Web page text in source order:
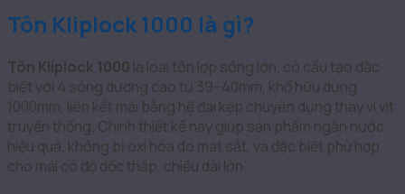
Tôn Kliplock 1000 là gì?
Tôn Kliplock 1000 là loại tôn lợp sóng lớn, có cấu tạo đặc
biệt với 4 sóng dương cao từ 39–40mm, khổ hữu dụng
1000mm, liên kết mái bằng hệ đai kẹp chuyên dụng thay vì vít
truyền thống. Chính thiết kế này giúp sản phẩm ngăn nước
hiệu quả, không bị oxi hóa do mạt sắt, và đặc biệt phù hợp
cho mái có độ dốc thấp, chiều dài lớn.